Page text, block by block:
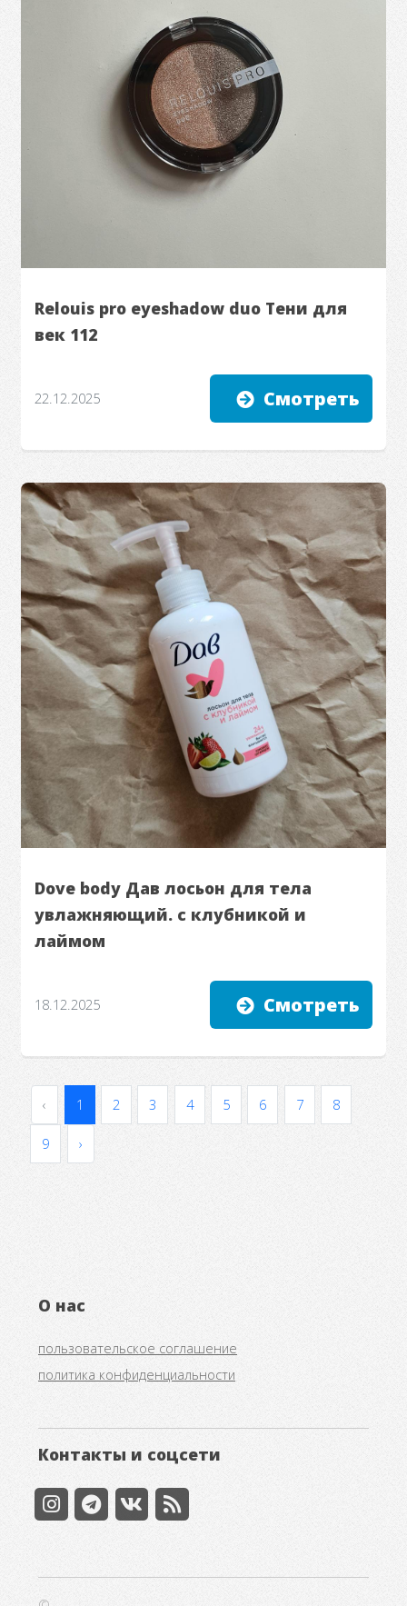
Relouis pro eyeshadow duo Тени для
век 112
22.12.2025 Смотреть
Dove body Дав лосьон для тела
увлажняющий. с клубникой и
лаймом
18.12.2025 Смотреть
‹ 1 2 3 4 5 6 7 8
9 ›
О нас
пользовательское соглашение
политика конфиденциальности
Контакты и соцсети